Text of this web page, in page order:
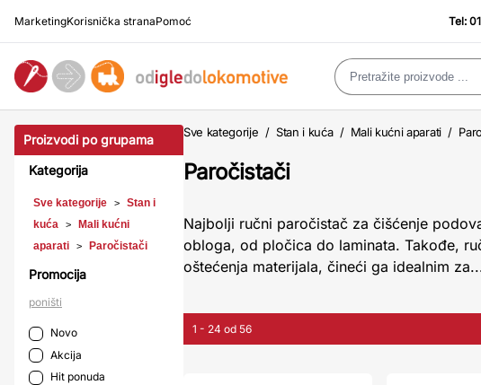
MarketingKorisnička stranaPomoć Tel:
Proizvodi po grupama
Kategorija
Sve kategorije >
Stan i
kuća
>
Mali kućni
aparati
> Paročistači
Promocija
poništi
Novo
Akcija
Hit ponuda
Sve kategorije / Stan i kuća / Mali kućni aparati /
Paročistači
Najbolji ručni paročistač za čišćenje
obloga, od pločica do laminata. Takođe,
oštećenja materijala, čineći ga idealnim
1 - 24 od 56